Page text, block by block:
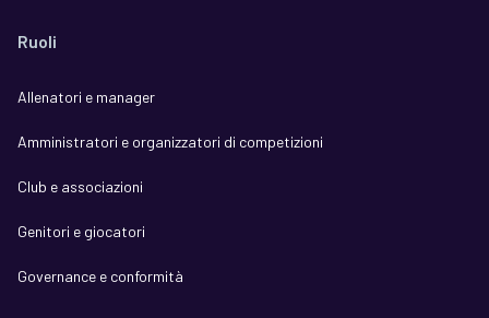
Ruoli
Allenatori e manager
Amministratori e organizzatori di competizioni
Club e associazioni
Genitori e giocatori
Governance e conformità